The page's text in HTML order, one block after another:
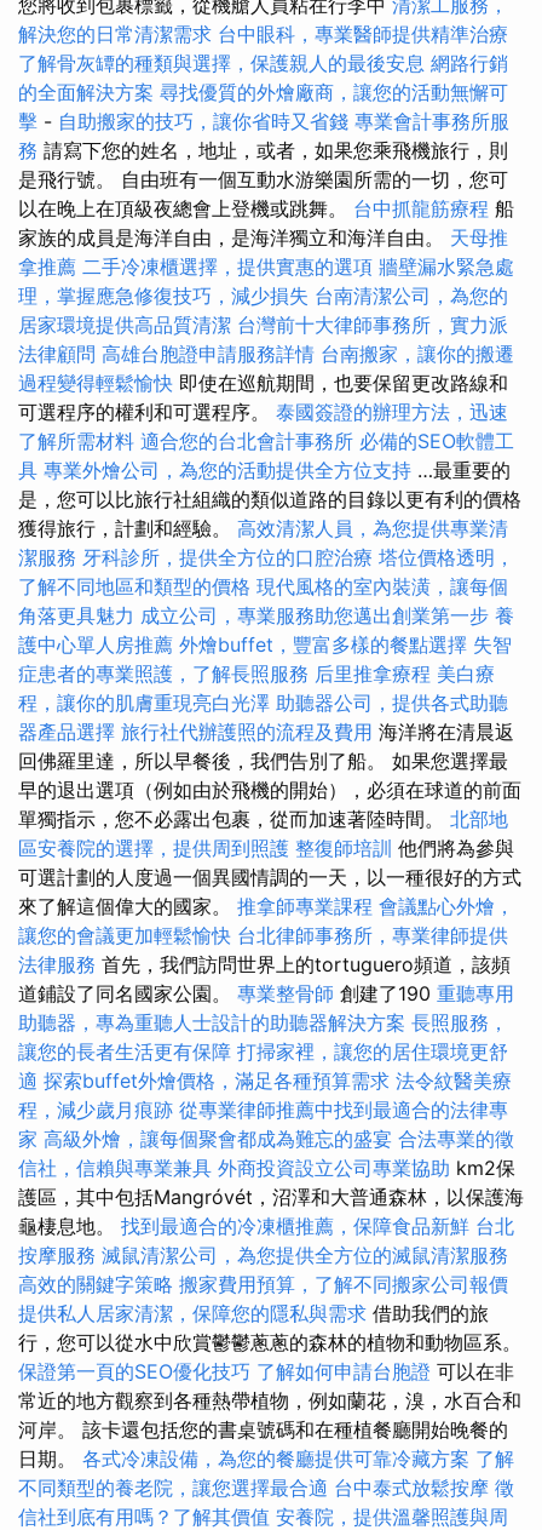
您將收到包裹標籤，從機艙人員粘在行李中 清潔工服務，
解決您的日常清潔需求 台中眼科，專業醫師提供精準治療
了解骨灰罈的種類與選擇，保護親人的最後安息 網路行銷
的全面解決方案 尋找優質的外燴廠商，讓您的活動無懈可
擊 - 自助搬家的技巧，讓你省時又省錢 專業會計事務所服
務 請寫下您的姓名，地址，或者，如果您乘飛機旅行，則
是飛行號。 自由班有一個互動水游樂園所需的一切，您可
以在晚上在頂級夜總會上登機或跳舞。 台中抓龍筋療程 船
家族的成員是海洋自由，是海洋獨立和海洋自由。 天母推
拿推薦 二手冷凍櫃選擇，提供實惠的選項 牆壁漏水緊急處
理，掌握應急修復技巧，減少損失 台南清潔公司，為您的
居家環境提供高品質清潔 台灣前十大律師事務所，實力派
法律顧問 高雄台胞證申請服務詳情 台南搬家，讓你的搬遷
過程變得輕鬆愉快 即使在巡航期間，也要保留更改路線和
可選程序的權利和可選程序。 泰國簽證的辦理方法，迅速
了解所需材料 適合您的台北會計事務所 必備的SEO軟體工
具 專業外燴公司，為您的活動提供全方位支持 …最重要的
是，您可以比旅行社組織的類似道路的目錄以更有利的價格
獲得旅行，計劃和經驗。 高效清潔人員，為您提供專業清
潔服務 牙科診所，提供全方位的口腔治療 塔位價格透明，
了解不同地區和類型的價格 現代風格的室內裝潢，讓每個
角落更具魅力 成立公司，專業服務助您邁出創業第一步 養
護中心單人房推薦 外燴buffet，豐富多樣的餐點選擇 失智
症患者的專業照護，了解長照服務 后里推拿療程 美白療
程，讓你的肌膚重現亮白光澤 助聽器公司，提供各式助聽
器產品選擇 旅行社代辦護照的流程及費用 海洋將在清晨返
回佛羅里達，所以早餐後，我們告別了船。 如果您選擇最
早的退出選項（例如由於飛機的開始），必須在球道的前面
單獨指示，您不必露出包裹，從而加速著陸時間。 北部地
區安養院的選擇，提供周到照護 整復師培訓 他們將為參與
可選計劃的人度過一個異國情調的一天，以一種很好的方式
來了解這個偉大的國家。 推拿師專業課程 會議點心外燴，
讓您的會議更加輕鬆愉快 台北律師事務所，專業律師提供
法律服務 首先，我們訪問世界上的tortuguero頻道，該頻
道鋪設了同名國家公園。 專業整骨師 創建了190 重聽專用
助聽器，專為重聽人士設計的助聽器解決方案 長照服務，
讓您的長者生活更有保障 打掃家裡，讓您的居住環境更舒
適 探索buffet外燴價格，滿足各種預算需求 法令紋醫美療
程，減少歲月痕跡 從專業律師推薦中找到最適合的法律專
家 高級外燴，讓每個聚會都成為難忘的盛宴 合法專業的徵
信社，信賴與專業兼具 外商投資設立公司專業協助 km2保
護區，其中包括Mangróvét，沼澤和大普通森林，以保護海
龜棲息地。 找到最適合的冷凍櫃推薦，保障食品新鮮 台北
按摩服務 滅鼠清潔公司，為您提供全方位的滅鼠清潔服務
高效的關鍵字策略 搬家費用預算，了解不同搬家公司報價
提供私人居家清潔，保障您的隱私與需求 借助我們的旅
行，您可以從水中欣賞鬱鬱蔥蔥的森林的植物和動物區系。
保證第一頁的SEO優化技巧 了解如何申請台胞證 可以在非
常近的地方觀察到各種熱帶植物，例如蘭花，溴，水百合和
河岸。 該卡還包括您的書桌號碼和在種植餐廳開始晚餐的
日期。 各式冷凍設備，為您的餐廳提供可靠冷藏方案 了解
不同類型的養老院，讓您選擇最合適 台中泰式放鬆按摩 徵
信社到底有用嗎？了解其價值 安養院，提供溫馨照護與周